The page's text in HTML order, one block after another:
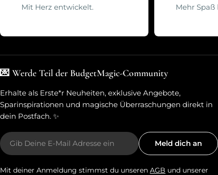
Mit Herz entwickelt. Mehr
💌 Werde Teil der BudgetMagic-Community
Erhalte als Erste*r Neuheiten, exklusive Angebote,
Sparinspirationen und magische Überraschungen direkt in
dein Postfach. ✨
E-
Mail
Meld dich an
Mit deiner Anmeldung stimmst du unseren AGB und unserer